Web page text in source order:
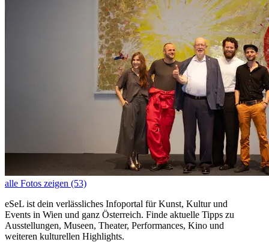
alle Fotos zeigen (53)
eSeL ist dein verlässliches Infoportal für Kunst, Kultur und
Events in Wien und ganz Österreich. Finde aktuelle Tipps zu
Ausstellungen, Museen, Theater, Performances, Kino und
weiteren kulturellen Highlights.